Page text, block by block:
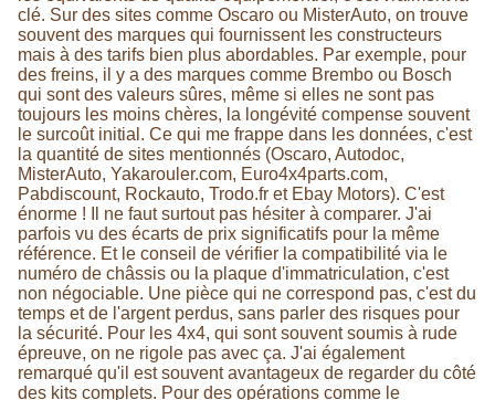
clé. Sur des sites comme Oscaro ou MisterAuto, on trouve
souvent des marques qui fournissent les constructeurs
mais à des tarifs bien plus abordables. Par exemple, pour
des freins, il y a des marques comme Brembo ou Bosch
qui sont des valeurs sûres, même si elles ne sont pas
toujours les moins chères, la longévité compense souvent
le surcoût initial. Ce qui me frappe dans les données, c'est
la quantité de sites mentionnés (Oscaro, Autodoc,
MisterAuto, Yakarouler.com, Euro4x4parts.com,
Pabdiscount, Rockauto, Trodo.fr et Ebay Motors). C'est
énorme ! Il ne faut surtout pas hésiter à comparer. J'ai
parfois vu des écarts de prix significatifs pour la même
référence. Et le conseil de vérifier la compatibilité via le
numéro de châssis ou la plaque d'immatriculation, c'est
non négociable. Une pièce qui ne correspond pas, c'est du
temps et de l'argent perdus, sans parler des risques pour
la sécurité. Pour les 4x4, qui sont souvent soumis à rude
épreuve, on ne rigole pas avec ça. J'ai également
remarqué qu'il est souvent avantageux de regarder du côté
des kits complets. Pour des opérations comme le